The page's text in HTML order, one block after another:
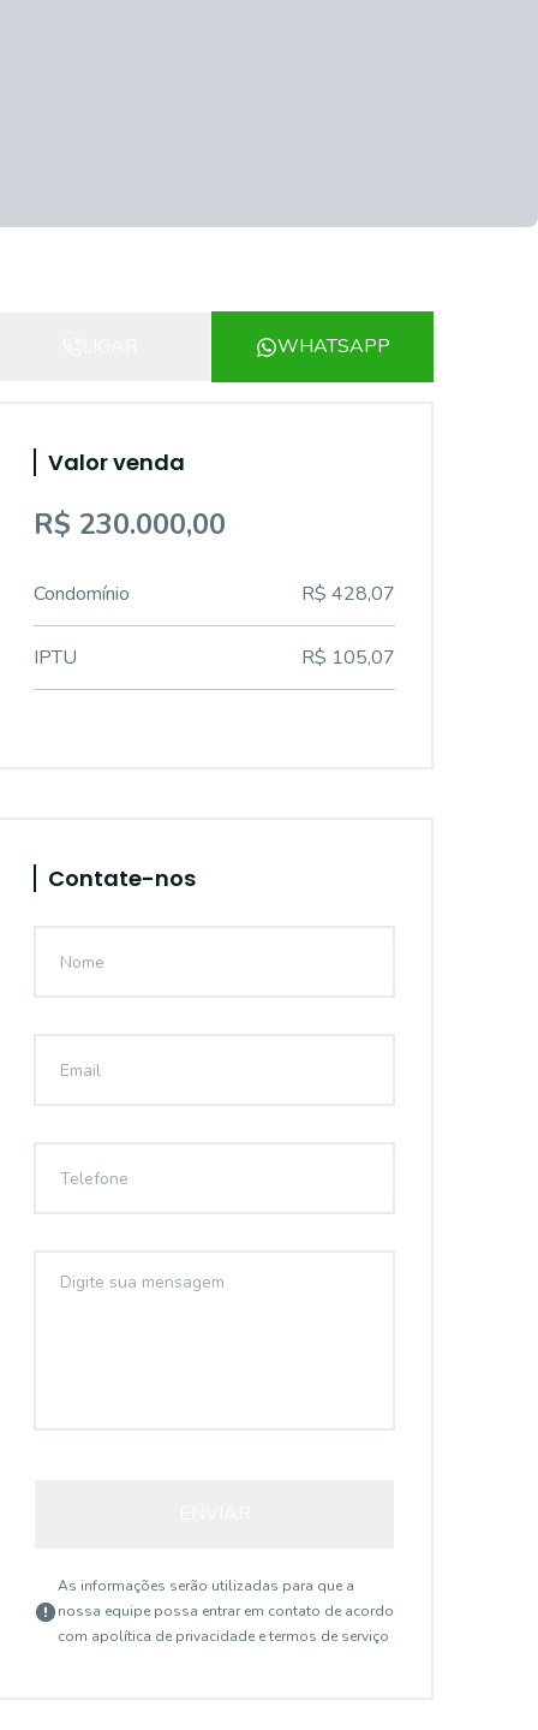
WHATSAPP
Valor venda
R$ 230.000,00
Condomínio R$ 428,07
IPTU R$ 105,07
Contate-nos
As informações serão utilizadas para que a
nossa equipe possa entrar em contato de acordo
com apolítica de privacidade e termos de serviço